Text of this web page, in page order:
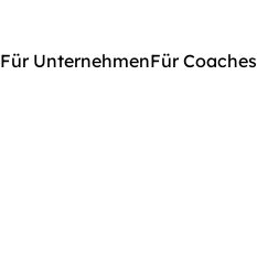
Für UnternehmenFür Coaches